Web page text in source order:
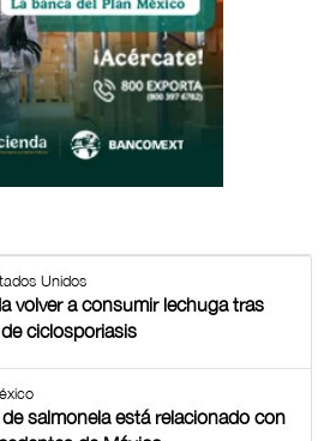
Unidos
volver a consumir lechuga tras
ciclosporiasis
salmonela está relacionado con